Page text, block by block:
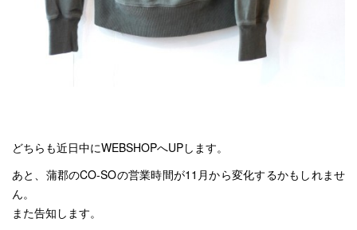
どちらも近日中にWEBSHOPへUPします。
あと、蒲郡のCO-SOの営業時間が11月から変化するかもしれませ
ん。
また告知します。